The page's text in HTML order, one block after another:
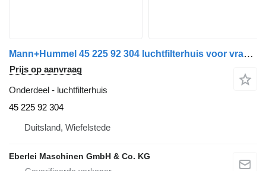
Mann+Hummel 45 225 92 304 luchtfilterhuis voor vrachtwagen
Prijs op aanvraag
Onderdeel - luchtfilterhuis
45 225 92 304
Duitsland, Wiefelstede
Eberlei Maschinen GmbH & Co. KG